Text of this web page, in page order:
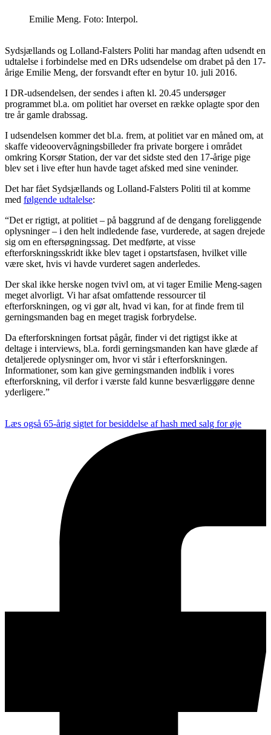
Emilie Meng. Foto: Interpol.
Sydsjællands og Lolland-Falsters Politi har mandag aften udsendt en
udtalelse i forbindelse med en DRs udsendelse om drabet på den 17-
årige Emilie Meng, der forsvandt efter en bytur 10. juli 2016.
I DR-udsendelsen, der sendes i aften kl. 20.45 undersøger
programmet bl.a. om politiet har overset en række oplagte spor den
tre år gamle drabssag.
I udsendelsen kommer det bl.a. frem, at politiet var en måned om, at
skaffe videoovervågningsbilleder fra private borgere i området
omkring Korsør Station, der var det sidste sted den 17-årige pige
blev set i live efter hun havde taget afsked med sine veninder.
Det har fået Sydsjællands og Lolland-Falsters Politi til at komme
med følgende udtalelse:
“Det er rigtigt, at politiet – på baggrund af de dengang foreliggende
oplysninger – i den helt indledende fase, vurderede, at sagen drejede
sig om en eftersøgningssag. Det medførte, at visse
efterforskningsskridt ikke blev taget i opstartsfasen, hvilket ville
være sket, hvis vi havde vurderet sagen anderledes.
Der skal ikke herske nogen tvivl om, at vi tager Emilie Meng-sagen
meget alvorligt. Vi har afsat omfattende ressourcer til
efterforskningen, og vi gør alt, hvad vi kan, for at finde frem til
gerningsmanden bag en meget tragisk forbrydelse.
Da efterforskningen fortsat pågår, finder vi det rigtigst ikke at
deltage i interviews, bl.a. fordi gerningsmanden kan have glæde af
detaljerede oplysninger om, hvor vi står i efterforskningen.
Informationer, som kan give gerningsmanden indblik i vores
efterforskning, vil derfor i værste fald kunne besværliggøre denne
yderligere.”
Læs også 65-årig sigtet for besiddelse af hash med salg for øje